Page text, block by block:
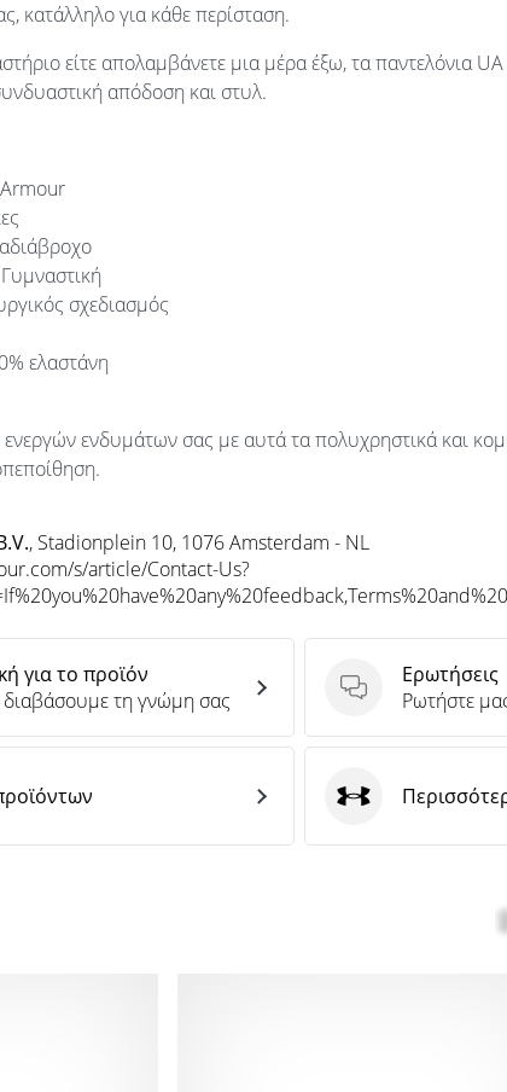
κατάλληλο για κάθε περίσταση.
είτε απολαμβάνετε μια μέρα έξω, τα παντελόνια
απόδοση και στυλ.
σχεδιασμός
ελαστάνη
ενδυμάτων σας με αυτά τα πολυχρηστικά και
, Stadionplein 10, 1076 Amsterdam - NL
s/article/Contact-Us?
προϊόν
για το προϊόν
τη γνώμη σας
Ερωτήσεις
Ερωτήσεις
Ρωτήστε
Under Armour